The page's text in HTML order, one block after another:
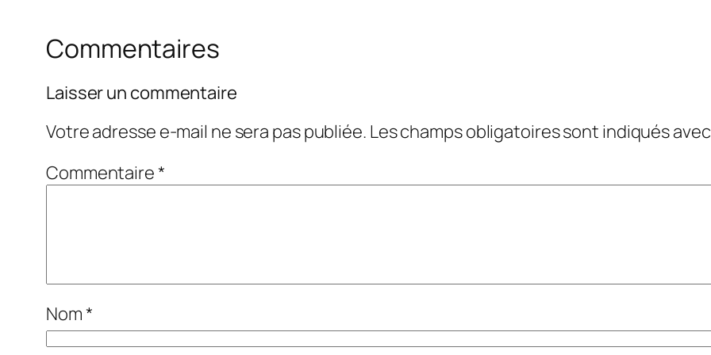
Commentaires
Laisser un commentaire
Votre adresse e-mail ne sera pas publiée. Les champs obligatoires sont indiqués
Commentaire*
Nom*